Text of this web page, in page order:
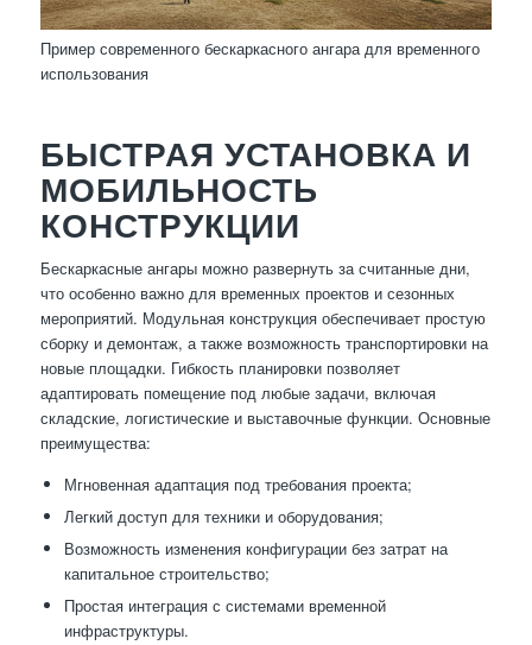
Пример современного бескаркасного ангара для временного
использования
БЫСТРАЯ УСТАНОВКА И
МОБИЛЬНОСТЬ
КОНСТРУКЦИИ
Бескаркасные ангары можно развернуть за считанные дни,
что особенно важно для временных проектов и сезонных
мероприятий. Модульная конструкция обеспечивает простую
сборку и демонтаж, а также возможность транспортировки на
новые площадки. Гибкость планировки позволяет
адаптировать помещение под любые задачи, включая
складские, логистические и выставочные функции. Основные
преимущества:
Мгновенная адаптация под требования проекта;
Легкий доступ для техники и оборудования;
Возможность изменения конфигурации без затрат на
капитальное строительство;
Простая интеграция с системами временной
инфраструктуры.